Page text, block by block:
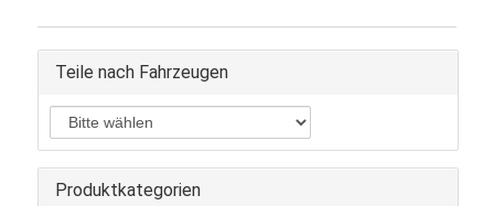
Teile nach Fahrzeugen
Produktkategorien